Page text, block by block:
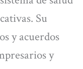
Su
y acuerdos
y